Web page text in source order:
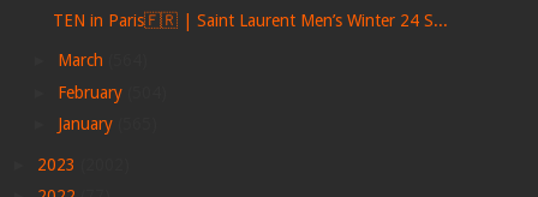
TEN in Paris🇫🇷 | Saint Laurent Men’s Winter 24 S...
March
February
January
2023